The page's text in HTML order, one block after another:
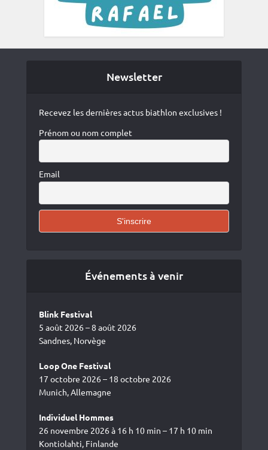
Newsletter
Recevez les dernières actus biathlon exclusives !
Prénom ou nom complet
Email
Événements à venir
Blink Festival
5 août 2026 – 8 août 2026
Sandnes, Norvège
Loop One Festival
17 octobre 2026 – 18 octobre 2026
Munich, Allemagne
Individuel Hommes
26 novembre 2026 à 16 h 10 min – 17 h 10 min
Kontiolahti, Finlande